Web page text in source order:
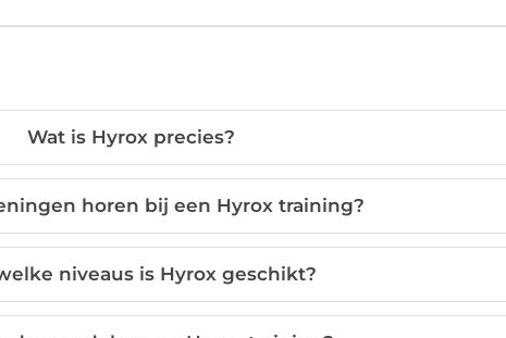
Wat is Hyrox precies?
horen bij een Hyrox training?
niveaus is Hyrox geschikt?